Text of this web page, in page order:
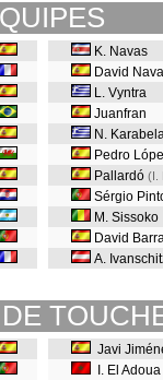
K. Navas
David
L. Vyntra
Juanfran
N.
Pedro
Pallardó (I.
Sérgio
M. Sissoko
David
A.
Javi
I. El Adoua